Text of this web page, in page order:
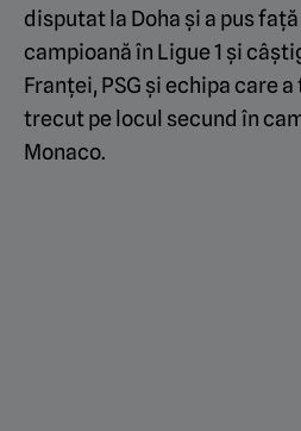
disputat la Doha şi a pus
campioană în Ligue 1 şi
Franţei, PSG și echipa care
trecut pe locul secund în
Monaco.